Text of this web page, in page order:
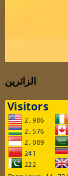
الزائرين